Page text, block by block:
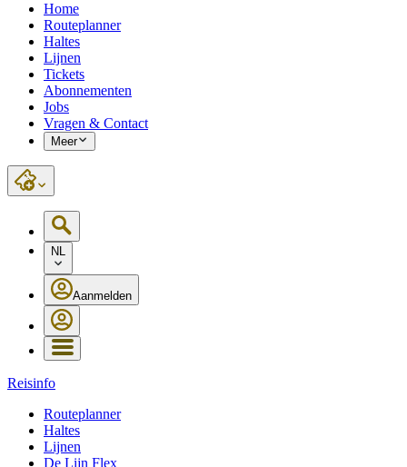
Home
Routeplanner
Haltes
Lijnen
Tickets
Abonnementen
Jobs
Vragen & Contact
Meer
NL
Aanmelden
Reisinfo
Routeplanner
Haltes
Lijnen
De Lijn Flex